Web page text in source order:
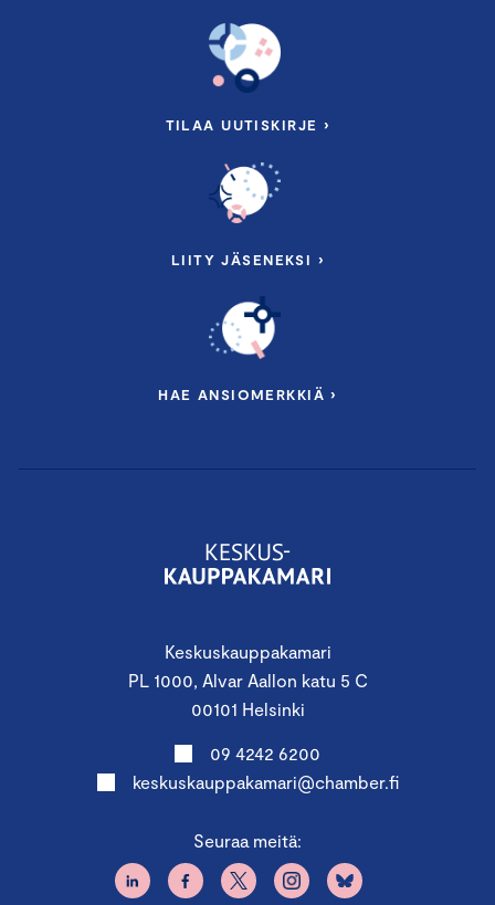
Keskuskauppakamari
PL 1000, Alvar Aallon katu 5 C
00101 Helsinki
09 4242 6200
keskuskauppakamari@chamber.fi
Seuraa meitä:
TILAA UUTISKIRJE ›
LIITY JÄSENEKSI ›
HAE ANSIOMERKKIÄ ›